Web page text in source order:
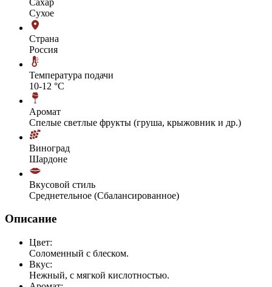
Сухое
Страна
Россия
Температура подачи
10-12 °С
Аромат
Спелые светлые фрукты (груша, крыжовник и др.)
Виноград
Шардоне
Вкусовой стиль
Среднетельное (Сбалансированное)
Описание
Цвет:
Соломенный с блеском.
Вкус:
Нежный, с мягкой кислотностью.